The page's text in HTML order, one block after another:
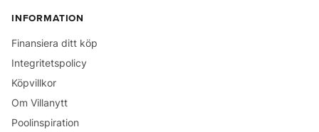
INFORMATION
Finansiera ditt köp
Integritetspolicy
Köpvillkor
Om Villanytt
Poolinspiration